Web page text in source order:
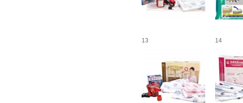
13 14